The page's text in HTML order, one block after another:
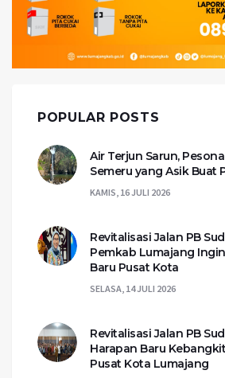
POPULAR POSTS
Air Terjun Sarun,
Semeru yang Asik Buat
KAMIS, 16 JULI 2026
Revitalisasi Jalan PB
Pemkab Lumajang
Baru Pusat Kota
SELASA, 14 JULI 2026
Revitalisasi Jalan PB
Harapan Baru
Pusat Kota Lumajang